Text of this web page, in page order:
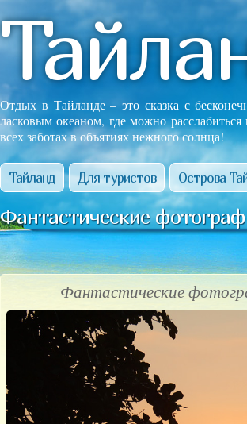
Отдых в Тайланде – это сказка с
ласковым океаном, где можно расслабиться
всех заботах в объятиях нежного солнца!
Тайланд Для туристов Острова
Фантастические
Фантастические